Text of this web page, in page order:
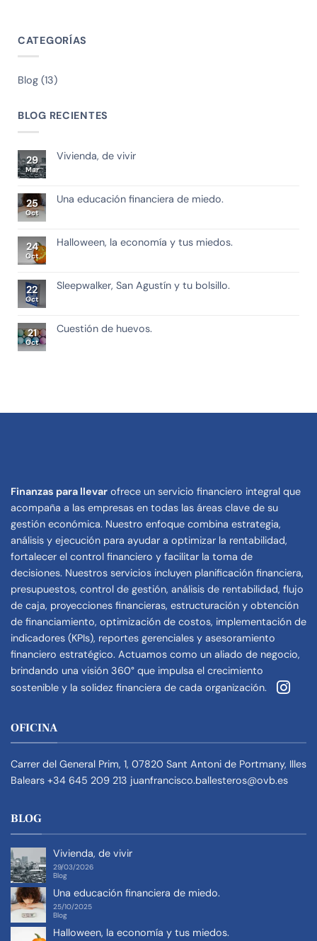
CATEGORÍAS
Blog (13)
BLOG RECIENTES
29
Mar
Vivienda, de vivir
25
Oct
Una educación financiera de miedo.
24
Oct
Halloween, la economía y tus miedos.
22
Oct
Sleepwalker, San Agustín y tu bolsillo.
21
Oct
Cuestión de huevos.
Finanzas para llevar ofrece un servicio financiero integral que
acompaña a las empresas en todas las áreas clave de su
gestión económica. Nuestro enfoque combina estrategia,
análisis y ejecución para ayudar a optimizar la rentabilidad,
fortalecer el control financiero y facilitar la toma de
decisiones. Nuestros servicios incluyen planificación financiera,
presupuestos, control de gestión, análisis de rentabilidad, flujo
de caja, proyecciones financieras, estructuración y obtención
de financiamiento, optimización de costos, implementación de
indicadores (KPIs), reportes gerenciales y asesoramiento
financiero estratégico. Actuamos como un aliado de negocio,
brindando una visión 360° que impulsa el crecimiento
sostenible y la solidez financiera de cada organización.
OFICINA
Carrer del General Prim, 1, 07820 Sant Antoni de Portmany, Illes
Balears +34 645 209 213 juanfrancisco.ballesteros@ovb.es
BLOG
Vivienda, de vivir
29/03/2026
Blog
Una educación financiera de miedo.
25/10/2025
Blog
Halloween, la economía y tus miedos.